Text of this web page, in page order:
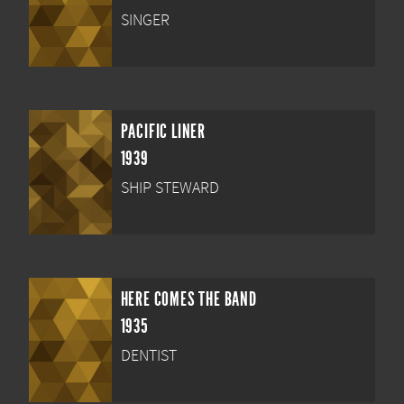
SINGER
PACIFIC LINER
1939
SHIP STEWARD
HERE COMES THE BAND
1935
DENTIST